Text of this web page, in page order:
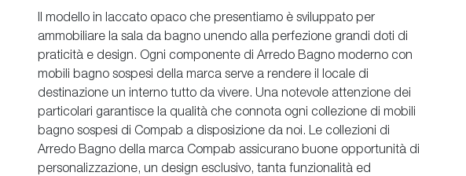
Il modello in laccato opaco che presentiamo è sviluppato per
ammobiliare la sala da bagno unendo alla perfezione grandi doti di
praticità e design. Ogni componente di Arredo Bagno moderno con
mobili bagno sospesi della marca serve a rendere il locale di
destinazione un interno tutto da vivere. Una notevole attenzione dei
particolari garantisce la qualità che connota ogni collezione di mobili
bagno sospesi di Compab a disposizione da noi. Le collezioni di
Arredo Bagno della marca Compab assicurano buone opportunità di
personalizzazione, un design esclusivo, tanta funzionalità ed